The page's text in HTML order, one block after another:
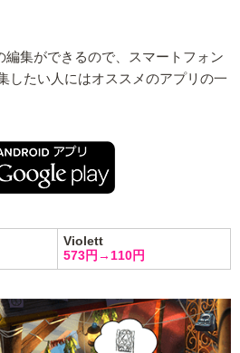
編集ができるので、スマートフォン
したい人にはオススメのアプリの一
Violett
573円→110円